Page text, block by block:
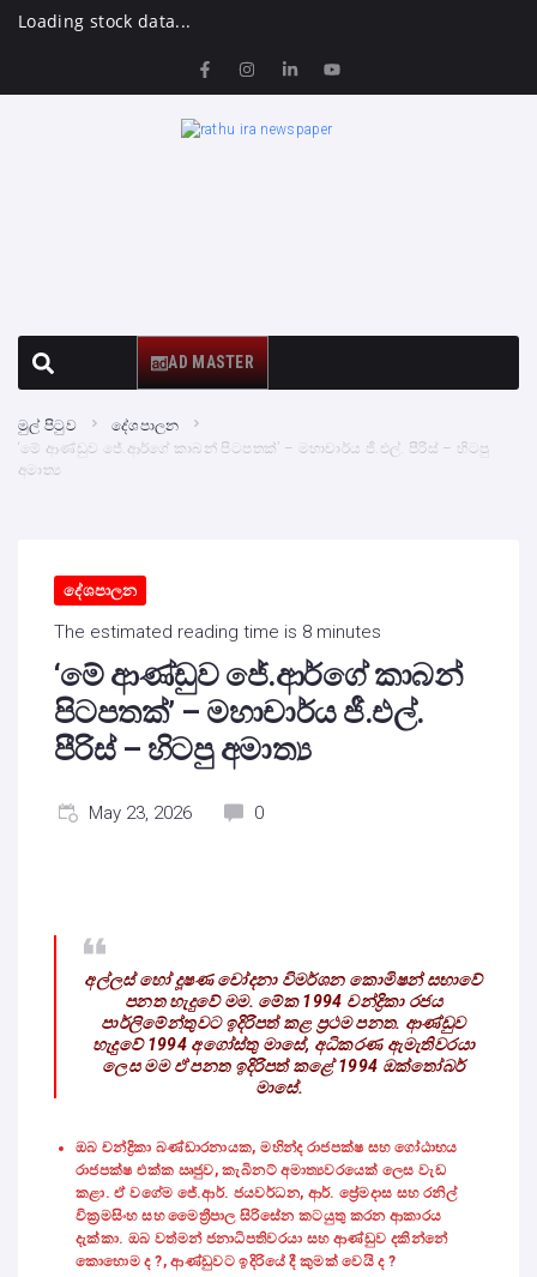
Loading stock data...
AD MASTER
මුල් පිටුව
දේශපාලන
‘මේ ආණ්ඩුව ජේ.ආර්ගේ කාබන් පිටපතක්’ – මහාචාර්ය ජී.එල්. පීරිස් – හිටපු
අමාත්‍ය
දේශපාලන
The estimated reading time is 8 minutes
‘මේ ආණ්ඩුව ජේ.ආර්ගේ කාබන්
පිටපතක්’ – මහාචාර්ය ජී.එල්.
පීරිස් – හිටපු අමාත්‍ය
May 23, 2026 0
අල්ලස් හෝ දූෂණ චෝදනා විමර්ශන කොමිෂන් සභාවේ
පනත හැදුවේ මම. මේක 1994 චන්ද්‍රිකා රජය
පාර්ලිමේන්තුවට ඉදිරිපත් කළ ප්‍රථම පනත. ආණ්ඩුව
හැදුවේ 1994 අගෝස්තු මාසේ, අධිකරණ ඇමැතිවරයා
ලෙස මම ඒ පනත ඉදිරිපත් කළේ 1994 ඔක්තෝබර්
මාසේ.
ඔබ චන්ද්‍රිකා බණ්ඩාරනායක,මහින්ද රාජපක්ෂ සහ ගෝඨාභය
රාජපක්ෂ එක්ක ඍජුව,කැබිනට් අමාත්‍යවරයෙක් ලෙස වැඩ
කළා. ඒ වගේම ජේ.ආර්. ජයවර්ධන, ආර්. ප්‍රේමදාස සහ රනිල්
වික්‍රමසිංහ සහ මෛත්‍රීපාල සිරිසේන කටයුතු කරන ආකාරය
දැක්කා. ඔබ වත්මන් ජනාධිපතිවරයා සහ ආණ්ඩුව දකින්නේ
කොහොම ද?,ආණ්ඩුවට ඉදිරියේ දී කුමක් වෙයි ද?